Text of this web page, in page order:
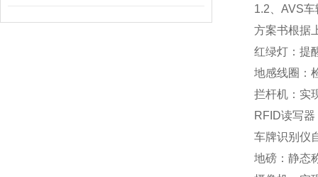
1.2 、AVS
方案书根据
红绿灯：提
地感线圈：
拦杆机：实
RFID读写器
车牌识别仪
地磅：静态